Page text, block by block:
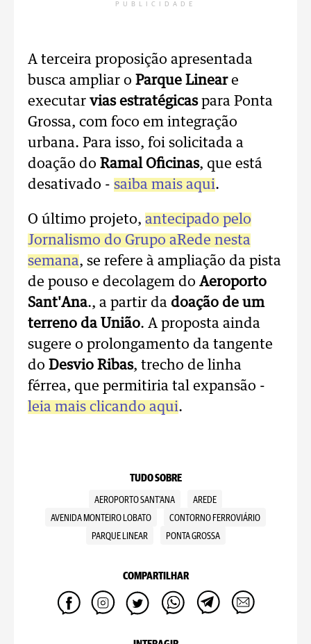
PUBLICIDADE
A terceira proposição apresentada
busca ampliar o Parque Lineare
executar vias estratégicaspara Ponta
Grossa, com foco em integração
urbana. Para isso, foi solicitada a
doação do Ramal Oficinas, que está
desativado - saiba mais aqui.
O último projeto, antecipado pelo
Jornalismo do Grupo aRede nesta
semana, se refere à ampliação da pista
de pouso e decolagem do Aeroporto
Sant'Ana., a partir da doação de um
terreno da União. A proposta ainda
sugere o prolongamento da tangente
do Desvio Ribas, trecho de linha
férrea, que permitiria tal expansão -
leia mais clicando aqui.
TUDO SOBRE
AEROPORTO SANT'ANA
AREDE
AVENIDA MONTEIRO LOBATO
CONTORNO FERROVIÁRIO
PARQUE LINEAR
PONTA GROSSA
COMPARTILHAR